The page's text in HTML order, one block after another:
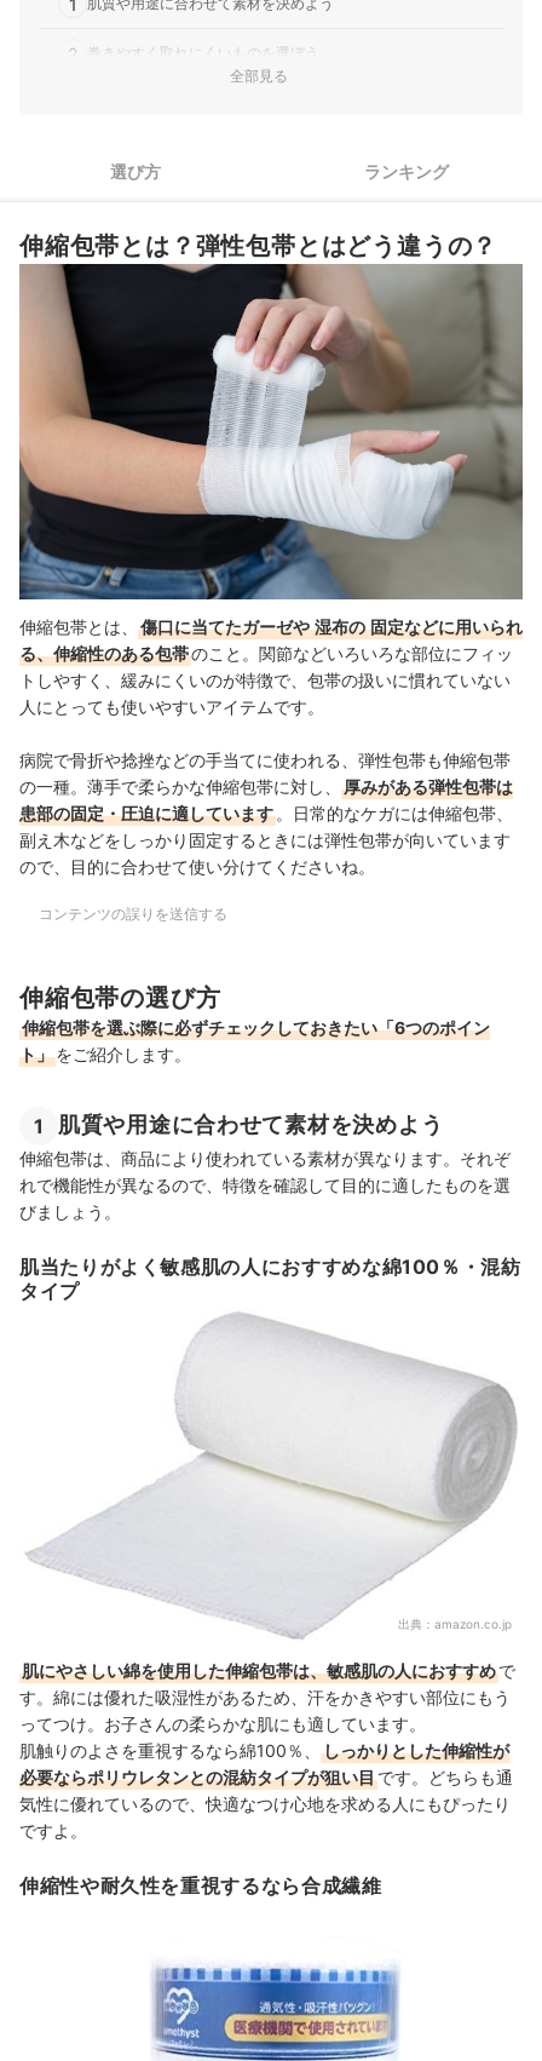
2 巻きやすく取れにくいものを選ぼう
5 機能性に優れた伸縮包帯に注目
6 ゴムアレルギーの人はラテックスフリーかを確認
伸縮包帯全55商品おすすめ人気ランキング
巻き終わりを止めるサージカルテープもチェック！
伸縮包帯の売れ筋ランキングもチェック！
全部見る
選び方 ランキング
伸縮包帯とは？弾性包帯とはどう違うの？
伸縮包帯とは、 傷口に当てたガーゼや 湿布の 固定などに用いられ
る、伸縮性のある包帯のこと。関節などいろいろな部位にフィッ
トしやすく、緩みにくいのが特徴で、包帯の扱いに慣れていない
人にとっても使いやすいアイテムです。
病院で骨折や捻挫などの手当てに使われる、弾性包帯も伸縮包帯
の一種。薄手で柔らかな伸縮包帯に対し、
厚みがある弾性包帯は
患部の固定・圧迫に適しています 。日常的なケガには伸縮包帯、
副え木などをしっかり固定するときには弾性包帯が向いています
ので、目的に合わせて使い分けてくださいね。
コンテンツの誤りを送信する
伸縮包帯の選び方
伸縮包帯を選ぶ際に必ずチェックしておきたい「6つのポイン
ト」をご紹介します。
1 肌質や用途に合わせて素材を決めよう
伸縮包帯は、商品により使われている素材が異なります。それぞ
れで機能性が異なるので、特徴を確認して目的に適したものを選
びましょう。
肌当たりがよく敏感肌の人におすすめな綿100％・混紡
タイプ
出典： amazon.co.jp
肌にやさしい綿を使用した伸縮包帯は、敏感肌の人におすすめで
す。綿には優れた吸湿性があるため、汗をかきやすい部位にもう
ってつけ。お子さんの柔らかな肌にも適しています。
肌触りのよさを重視するなら綿100％、
しっかりとした伸縮性が
必要ならポリウレタンとの混紡タイプが狙い目です。どちらも通
気性に優れているので、快適なつけ心地を求める人にもぴったり
ですよ。
伸縮性や耐久性を重視するなら合成繊維